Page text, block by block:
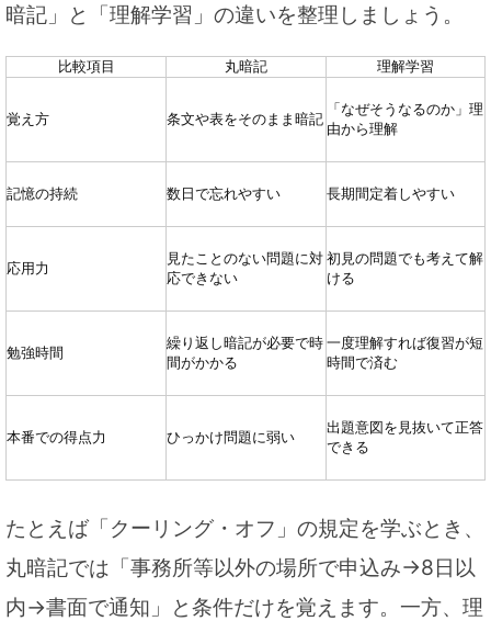
暗記」と「理解学習」の違いを整理しましょう。
比較項目 丸暗記 理解学習
覚え方 条文や表をそのまま暗記
「なぜそうなるのか」理
由から理解
記憶の持続 数日で忘れやすい 長期間定着しやすい
応用力
見たことのない問題に対
応できない
初見の問題でも考えて解
ける
勉強時間
繰り返し暗記が必要で時
間がかかる
一度理解すれば復習が短
時間で済む
本番での得点力 ひっかけ問題に弱い
出題意図を見抜いて正答
できる
たとえば「クーリング・オフ」の規定を学ぶとき、
丸暗記では「事務所等以外の場所で申込み→8日以
内→書面で通知」と条件だけを覚えます。一方、理